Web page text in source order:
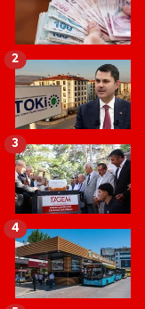
2
3
4